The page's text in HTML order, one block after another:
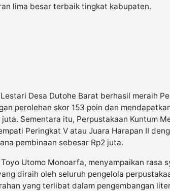
lima besar terbaik tingkat kabupaten.
Desa Dutohe Barat berhasil meraih
perolehan skor 153 poin dan
juta. Sementara itu, Perpustakaan Kuntum
Peringkat V atau Juara Harapan II
pembinaan sebesar Rp2 juta.
Utomo Monoarfa, menyampaikan rasa
diraih oleh seluruh pengelola
yang terlibat dalam pengembangan